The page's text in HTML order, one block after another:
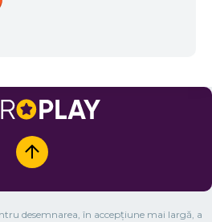
desemnarea, în accepțiune mai largă, a